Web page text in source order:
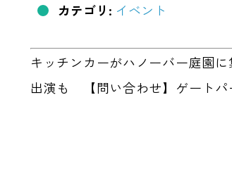
カテゴリ: イベント
キッチンカーがハノーバー庭園
出演も 【問い合わせ】ゲート